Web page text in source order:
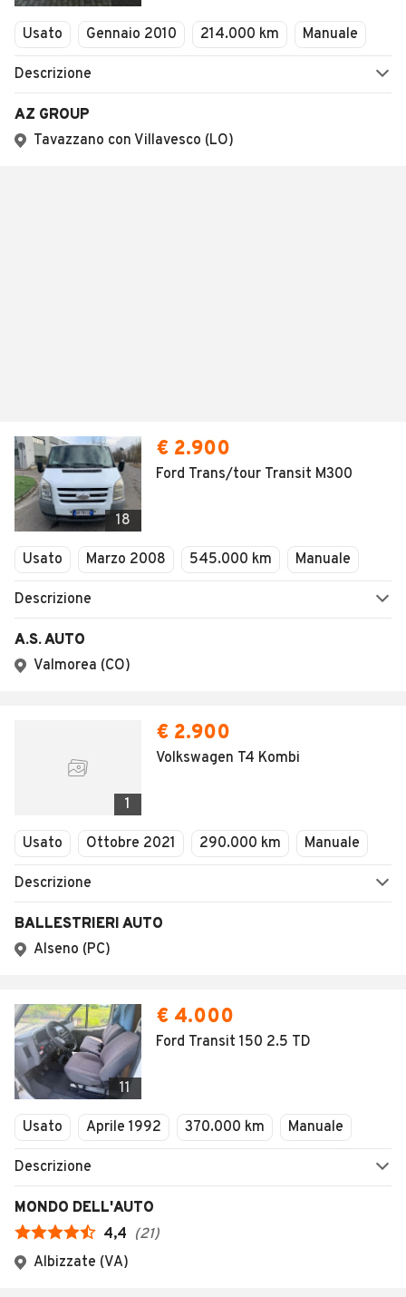
Usato Gennaio 2010 214.000 km Manuale
Descrizione
AZ GROUP
Tavazzano con Villavesco (LO)
18
€ 2.900
Ford Trans/tour Transit M300
Usato Marzo 2008 545.000 km Manuale
Descrizione
A.S. AUTO
Valmorea (CO)
1
€ 2.900
Volkswagen T4 Kombi
Usato Ottobre 2021 290.000 km Manuale
Descrizione
BALLESTRIERI AUTO
Alseno (PC)
11
€ 4.000
Ford Transit 150 2.5 TD
Usato Aprile 1992 370.000 km Manuale
Descrizione
MONDO DELL'AUTO
4,4 (21)
Albizzate (VA)